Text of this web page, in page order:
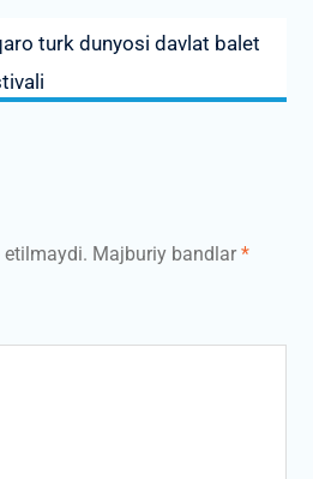
turk dunyosi davlat balet
etilmaydi. Majburiy bandlar*